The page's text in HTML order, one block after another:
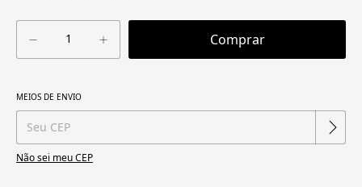
Entregas para o CEP:
MEIOS DE ENVIO
Não sei meu CEP